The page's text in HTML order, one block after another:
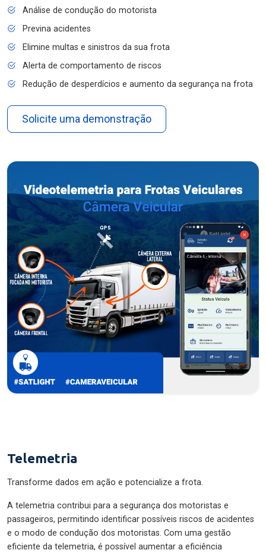
Análise de condução do motorista
Previna acidentes
Elimine multas e sinistros da sua frota
Alerta de comportamento de riscos
Redução de desperdícios e aumento da segurança na frota
Solicite uma demonstração
Telemetria
Transforme dados em ação e potencialize a frota.
A telemetria contribui para a segurança dos motoristas e
passageiros, permitindo identificar possíveis riscos de acidentes
e o modo de condução dos motoristas. Com uma gestão
eficiente da telemetria, é possível aumentar a eficiência